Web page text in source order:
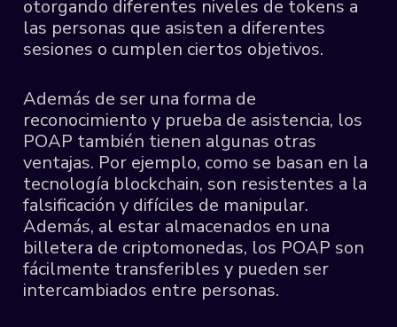
otorgando diferentes niveles de tokens a
las personas que asisten a diferentes
sesiones o cumplen ciertos objetivos.
Además de ser una forma de
reconocimiento y prueba de asistencia, los
POAP también tienen algunas otras
ventajas. Por ejemplo, como se basan en la
tecnología blockchain, son resistentes a la
falsificación y difíciles de manipular.
Además, al estar almacenados en una
billetera de criptomonedas, los POAP son
fácilmente transferibles y pueden ser
intercambiados entre personas.